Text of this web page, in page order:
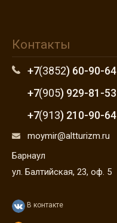
Контакты
+7(3852) 60-90-64
+7(905) 929-81-53
+7(913) 210-90-64
moymir@altturizm.ru
Барнаул
ул. Балтийская, 23, оф. 5
В контакте